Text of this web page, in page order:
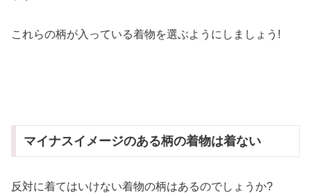
これらの柄が入っている着物を選ぶようにしましょう!
マイナスイメージのある柄の着物は着ない
反対に着てはいけない着物の柄はあるのでしょうか?